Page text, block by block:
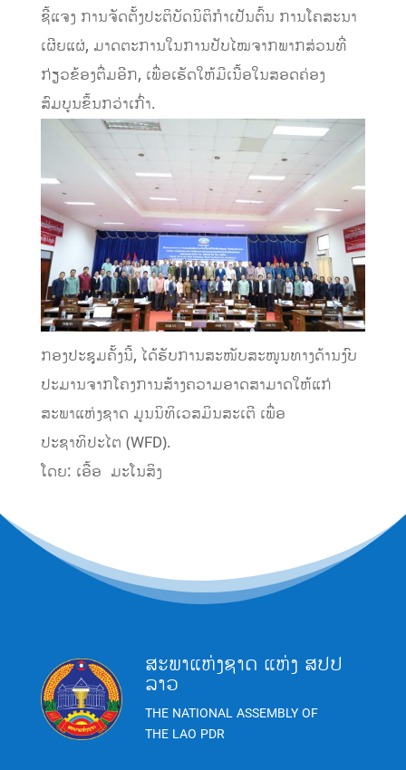
ຊີ້ແຈງ ການຈັດຕັ້ງປະຕິບັດນິຕິກຳເປັນຕົ້ນ ການໂຄສະນາ
ເຜີຍແຜ່, ມາດຕະການໃນການປັບໄໝຈາກພາກສ່ວນທີ່
ກ່ຽວຂ້ອງຕື່ມອີກ, ເພື່ອເຮັດໃຫ້ມີເນື້ອໃນສອດຄ່ອງ
ສົມບູນຂຶ້ນກວ່າເກົ່າ.
ກອງປະຊຸມຄັ້ງນີ້, ໄດ້ຮັບການສະໜັບສະໜູນທາງດ້ານງົບ
ປະມານຈາກໂຄງການສ້າງຄວາມອາດສາມາດໃຫ້ແກ່
ສະພາແຫ່ງຊາດ ມູນນິທິເວສມິນສະເຕີ ເພື່ອ
ປະຊາທິປະໄຕ (WFD).
ໂດຍ: ເອື້ອ ມະໂນສິງ
ສະພາແຫ່ງຊາດ ແຫ່ງ ສປປ
ລາວ
THE NATIONAL ASSEMBLY OF
THE LAO PDR